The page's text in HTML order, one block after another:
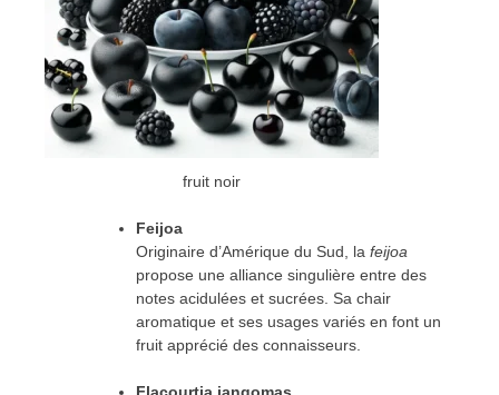
fruit noir
Feijoa
Originaire d’Amérique du Sud, la feijoa
propose une alliance singulière entre des
notes acidulées et sucrées. Sa chair
aromatique et ses usages variés en font un
fruit apprécié des connaisseurs.